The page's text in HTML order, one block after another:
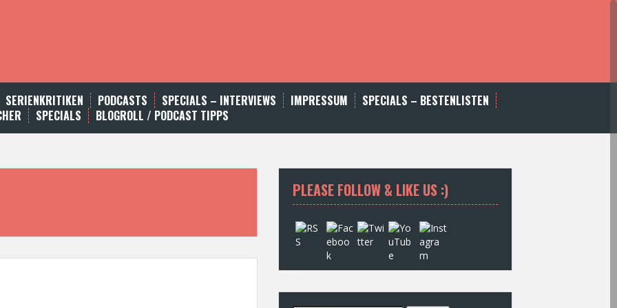
SERIENKRITIKEN PODCASTS SPECIALS – INTERVIEWS IMPRESSUM
SPECIALS – BESTENLISTEN
SPECIALS BLOGROLL / PODCAST TIPPS
PLEASE FOLLOW & LIKE US :)